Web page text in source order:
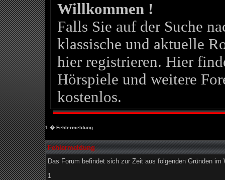
Willkommen !
Falls Sie auf der Suche
klassische und aktuelle
hier registrieren. Hier
Hörspiele und weitere
kostenlos.
1 � Fehlermeldung
Fehlermeldung
Das Forum befindet sich zur Zeit aus folgenden Gründen im
1